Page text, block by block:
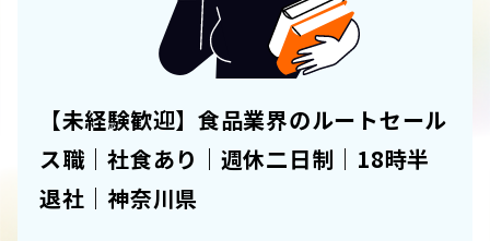
【未経験歓迎】食品業界のルートセール
ス職｜社食あり｜週休二日制｜18時半
退社｜神奈川県